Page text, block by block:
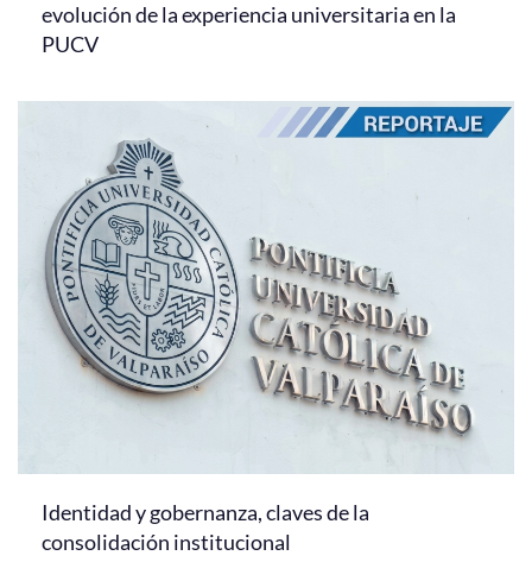
evolución de la experiencia universitaria en la
PUCV
Identidad y gobernanza, claves de la
consolidación institucional